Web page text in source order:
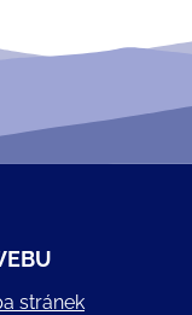
stránek